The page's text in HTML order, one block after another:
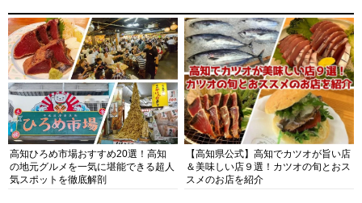
高知ひろめ市場おすすめ20選！高知
の地元グルメを一気に堪能できる超人
気スポットを徹底解剖
【高知県公式】高知でカツオが旨い店
＆美味しい店９選！カツオの旬とおス
スメのお店を紹介